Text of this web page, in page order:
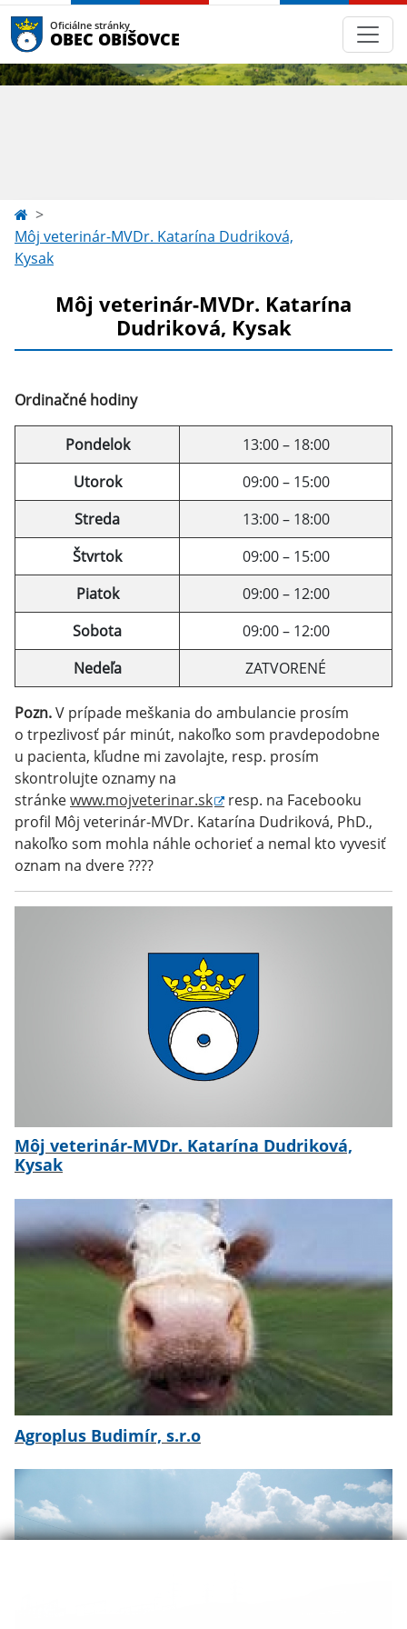
Oficiálne stránky
OBEC OBIŠOVCE
Môj veterinár-MVDr. Katarína Dudriková,
Kysak
Môj veterinár-MVDr. Katarína
Dudriková, Kysak
Ordinačné hodiny
Pondelok
13:00 – 18:00
Utorok
09:00 – 15:00
Streda
13:00 – 18:00
Štvrtok
09:00 – 15:00
Piatok
09:00 – 12:00
Sobota
09:00 – 12:00
Nedeľa
ZATVORENÉ
Pozn.V prípade meškania do ambulancie prosím
o trpezlivosť pár minút, nakoľko som pravdepodobne
u pacienta, kľudne mi zavolajte, resp. prosím
skontrolujte oznamy na
stránkewww.mojveterinar.sk
resp. na Facebooku
profil Môj veterinár-MVDr. Katarína Dudriková, PhD.,
nakoľko som mohla náhle ochorieť a nemal kto vyvesiť
oznam na dvere ????
Môj veterinár-MVDr. Katarína Dudriková,
Kysak
Agroplus Budimír, s.r.o